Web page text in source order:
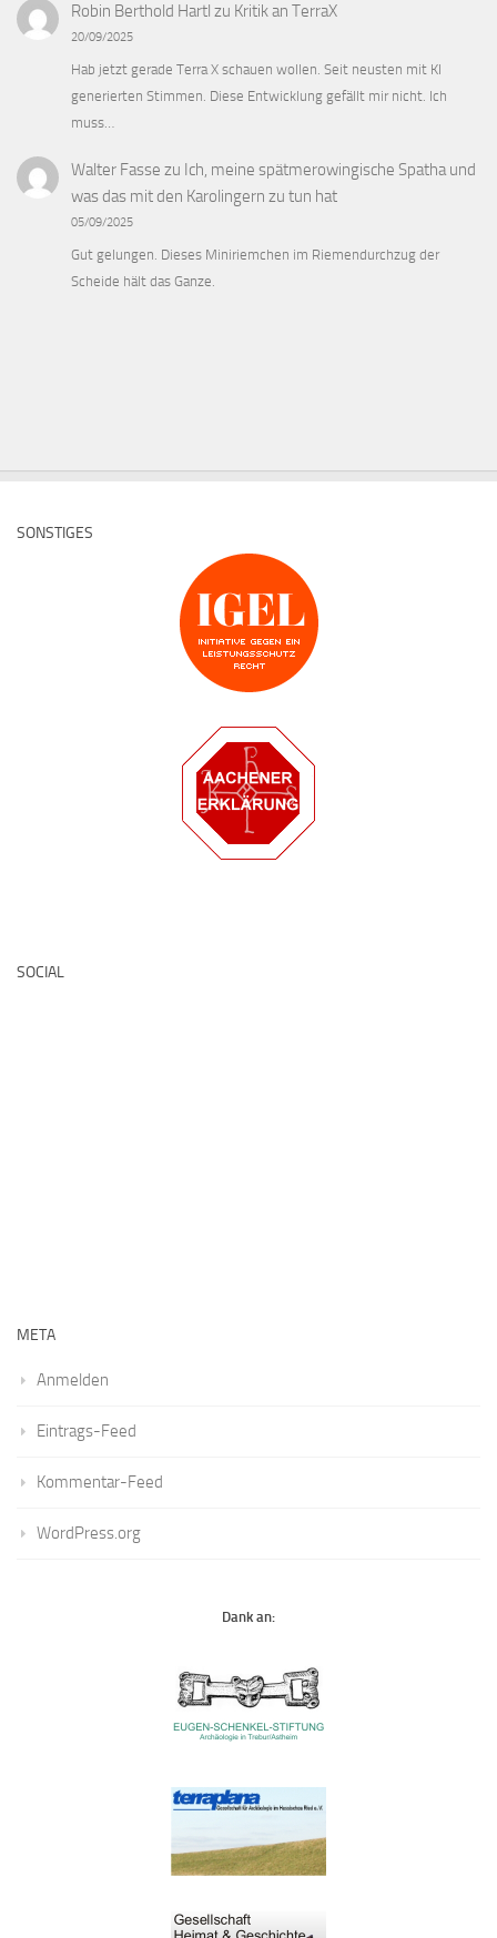
Robin Berthold Hartl zu Kritik an TerraX
20/09/2025
Hab jetzt gerade Terra X schauen wollen. Seit neusten mit KI
generierten Stimmen. Diese Entwicklung gefällt mir nicht. Ich
muss…
Walter Fasse zu Ich, meine spätmerowingische Spatha und
was das mit den Karolingern zu tun hat
05/09/2025
Gut gelungen. Dieses Miniriemchen im Riemendurchzug der
Scheide hält das Ganze.
SONSTIGES
SOCIAL
META
Anmelden
Eintrags-Feed
Kommentar-Feed
WordPress.org
Dank an: